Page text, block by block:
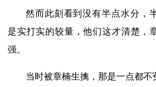
然而此刻看到没有半点水分，
是实打实的较量，他们这才清楚，
强。
当时被章楠生擒，那是一点都不